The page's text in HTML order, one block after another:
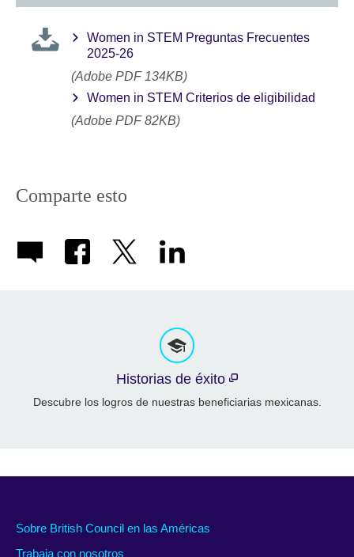
available.
Women in STEM Preguntas Frecuentes
2025-26
(Adobe PDF 134KB)
Women in STEM Criterios de eligibilidad
(Adobe PDF 82KB)
Comparte esto
Historias de éxito
Descubre los logros de nuestras beneficiarias mexicanas.
Sobre British Council en las Américas
Trabaja con nosotros